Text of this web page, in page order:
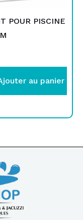
POUR PISCINE
au panier